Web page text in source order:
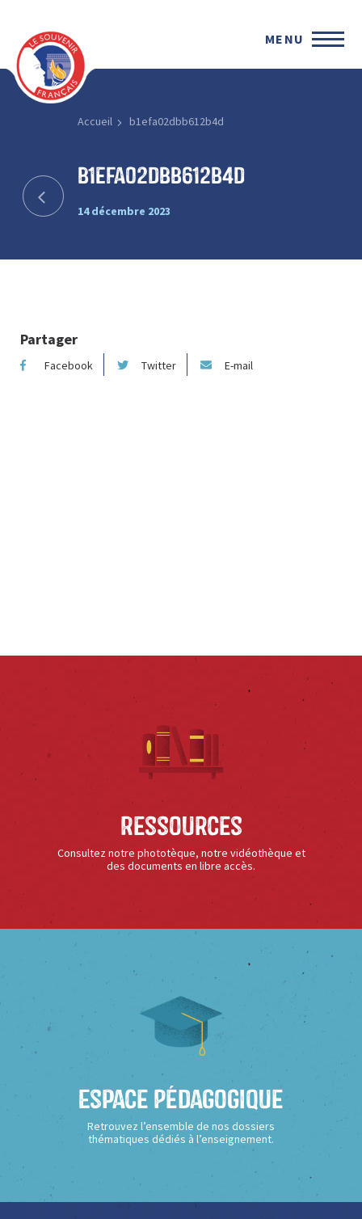
MENU
Accueil b1efa02dbb612b4d
b1efa02dbb612b4d
14 décembre 2023
Partager
Facebook Twitter E-mail
Ressources
Consultez notre phototèque, notre vidéothèque et
des documents en libre accès.
Espace Pédagogique
Retrouvez l’ensemble de nos dossiers
thématiques dédiés à l’enseignement.